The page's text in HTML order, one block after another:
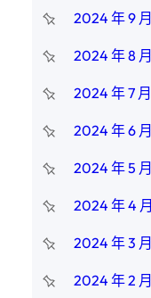
2024 年 9 月
2024 年 8 月
2024 年 7 月
2024 年 6 月
2024 年 5 月
2024 年 4 月
2024 年 3 月
2024 年 2 月